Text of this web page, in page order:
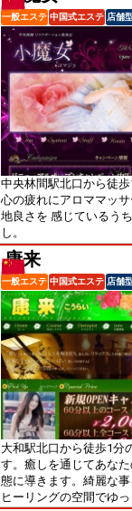
一般エステ 中国式エステ 店舗
中央林間駅北口から徒
心の疲れにアロママッ
地良さを 感じているう
し。
康来
一般エステ 中国式エステ 店舗
大和駅北口から徒歩1分
す。癒しを通じてあな
態に導きます。綺麗な
ヒーリングの空間でゆ